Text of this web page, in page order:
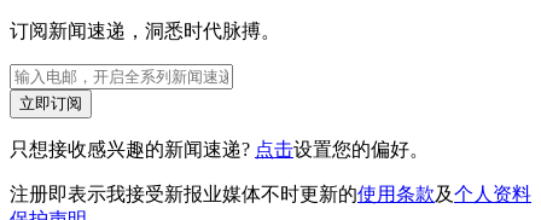
订阅新闻速递，洞悉时代脉搏。
立即订阅
只想接收感兴趣的新闻速递? 点击设置您的偏好。
注册即表示我接受新报业媒体不时更新的使用条款及个人资料